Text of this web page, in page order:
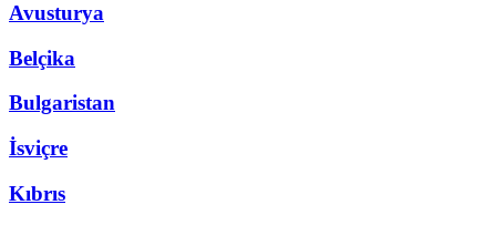
Avusturya
Belçika
Bulgaristan
İsviçre
Kıbrıs